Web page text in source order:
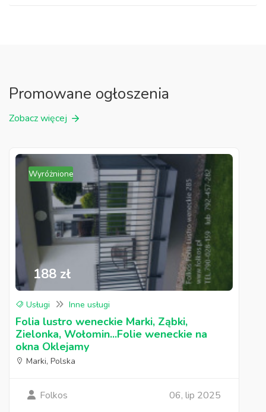
Promowane ogłoszenia
Zobacz więcej
Wyróżnione
188 zł
Usługi Inne usługi
Folia lustro weneckie Marki, Ząbki,
Zielonka, Wołomin...Folie weneckie na
okna Oklejamy
Marki, Polska
Folkos 06, lip 2025